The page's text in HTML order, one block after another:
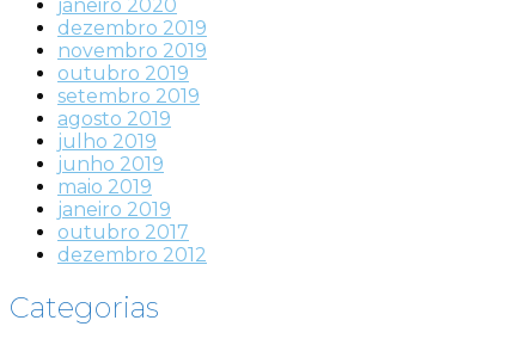
janeiro 2020
dezembro 2019
novembro 2019
outubro 2019
setembro 2019
agosto 2019
julho 2019
junho 2019
maio 2019
janeiro 2019
outubro 2017
dezembro 2012
Categorias